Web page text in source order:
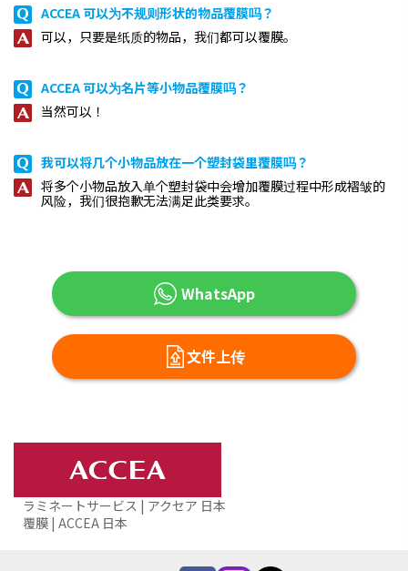
ACCEA 可以为不规则形状的物品覆膜吗？
可以，只要是纸质的物品，我们都可以覆膜。
ACCEA 可以为名片等小物品覆膜吗？
当然可以！
我可以将几个小物品放在一个塑封袋里覆膜吗？
将多个小物品放入单个塑封袋中会增加覆膜过程中形成褶皱的
风险，我们很抱歉无法满足此类要求。
WhatsApp
文件上传
ラミネートサービス | アクセア 日本
覆膜 | ACCEA 日本